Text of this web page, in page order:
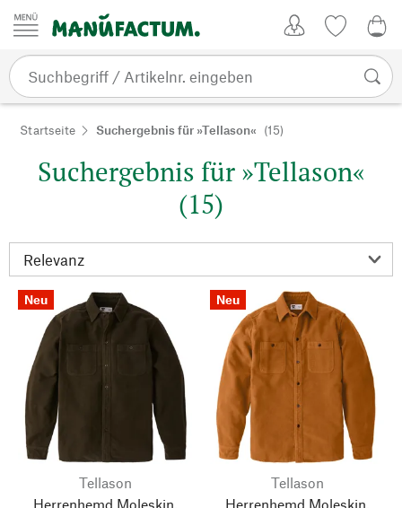
Zum Inhalt springen
Startseite Suchergebnis für »Tellason« (15)
Suchergebnis für »Tellason«
(15)
Neu
Tellason
Herrenhemd Moleskin,
Neu
Tellason
Herrenhemd Moleskin,